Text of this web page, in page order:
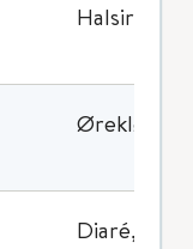
Ørekløe
Diaré,